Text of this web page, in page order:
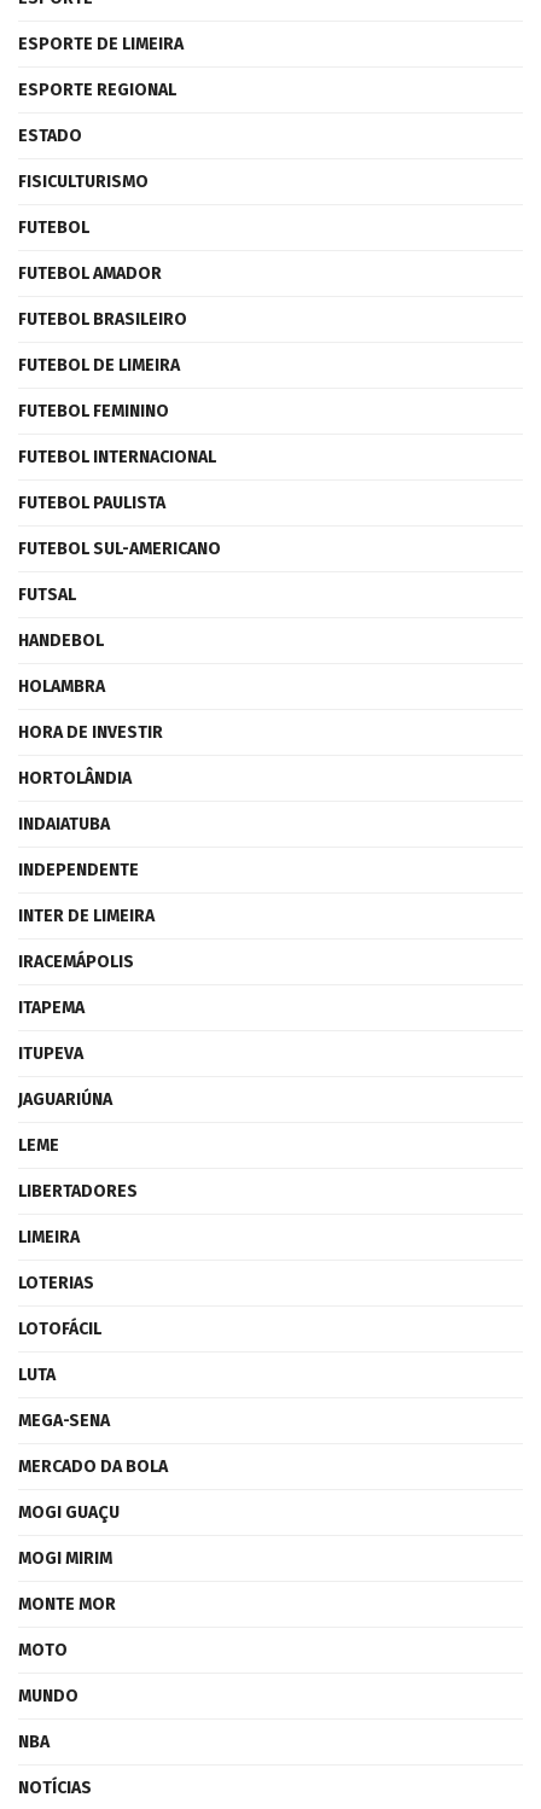
ESPORTE DE LIMEIRA
ESPORTE REGIONAL
ESTADO
FISICULTURISMO
FUTEBOL
FUTEBOL AMADOR
FUTEBOL BRASILEIRO
FUTEBOL DE LIMEIRA
FUTEBOL FEMININO
FUTEBOL INTERNACIONAL
FUTEBOL PAULISTA
FUTEBOL SUL-AMERICANO
FUTSAL
HANDEBOL
HOLAMBRA
HORA DE INVESTIR
HORTOLÂNDIA
INDAIATUBA
INDEPENDENTE
INTER DE LIMEIRA
IRACEMÁPOLIS
ITAPEMA
ITUPEVA
JAGUARIÚNA
LEME
LIBERTADORES
LIMEIRA
LOTERIAS
LOTOFÁCIL
LUTA
MEGA-SENA
MERCADO DA BOLA
MOGI GUAÇU
MOGI MIRIM
MONTE MOR
MOTO
MUNDO
NBA
NOTÍCIAS